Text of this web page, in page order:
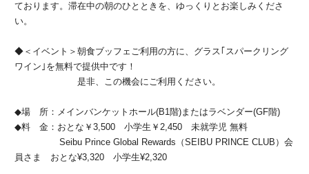
ております。滞在中の朝のひとときを、ゆっくりとお楽しみくださ
い。
◆＜イベント＞朝食ブッフェご利用の方に、グラス｢スパークリング
ワイン｣を無料で提供中です！
是非、この機会にご利用ください。
◆場 所：メインバンケットホール(B1階)またはラベンダー(GF階)
◆料 金：おとな￥3,500 小学生￥2,450 未就学児 無料
Seibu Prince Global Rewards（SEIBU PRINCE CLUB）会
員さま おとな¥3,320 小学生¥2,320